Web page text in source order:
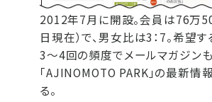
2012年7月に開設。会員は76万
日現在）で、男女比は3：7。希望
3～4回の頻度でメールマガジンも
「AJINOMOTO PARK」の最新情
る。